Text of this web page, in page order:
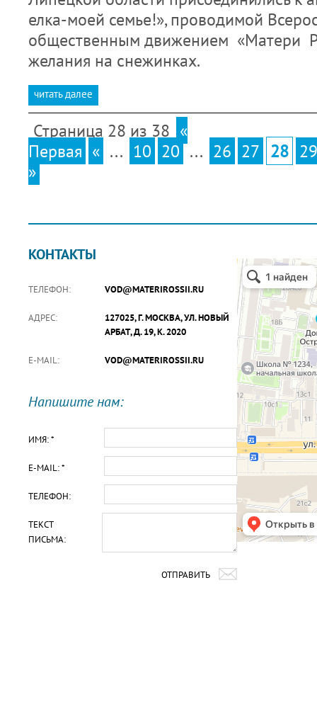
елка-моей семье!», проводимой
общественным движением «Матери
желания на снежинках.
читать далее
Страница 28 из 38 «
Первая « ... 10 20 ... 26 27 28 29
»
КОНТАКТЫ
ТЕЛЕФОН: VOD@MATERIROSSII.RU
АДРЕС:
127025, Г. МОСКВА, УЛ. НОВЫЙ
АРБАТ, Д. 19, К. 2020
E-MAIL: VOD@MATERIROSSII.RU
Напишите нам:
ИМЯ: *
E-MAIL: *
ТЕЛЕФОН:
ТЕКСТ
ПИСЬМА:
ОТПРАВИТЬ